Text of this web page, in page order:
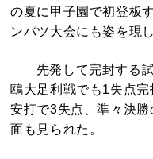
の夏に甲子園で初登板
ンバツ大会にも姿を現し
先発して完封する
鴎大足利戦でも1失点
安打で3失点、準々決
面も見られた。